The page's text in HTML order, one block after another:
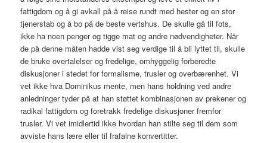
fattigdom og å gi avkall på å reise rundt med hester og en stor
tjenerstab og å bo på de beste vertshus. De skulle gå til fots,
ikke ha noen penger og tigge mat og andre nødvendigheter. Når
de på denne måten hadde vist seg verdige til å bli lyttet til, skulle
de bruke overtalelser og fredelige, omhyggelig forberedte
diskusjoner i stedet for formalisme, trusler og overbærenhet. Vi
vet ikke hva Dominikus mente, men hans holdning ved andre
anledninger tyder på at han støttet kombinasjonen av prekener og
radikal fattigdom og foretrakk fredelige diskusjoner fremfor
trusler. Vi vet imidlertid ikke hvordan han stilte seg til dem som
avviste hans lære eller til frafalne konvertitter.